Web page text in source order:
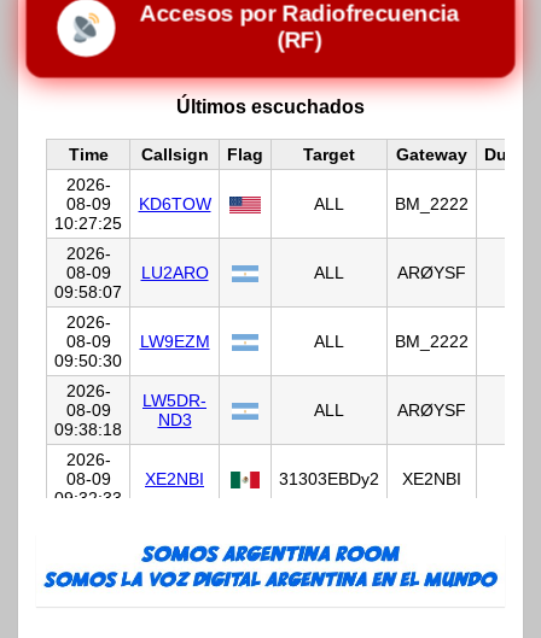
Accesos por Radiofrecuencia
(RF)